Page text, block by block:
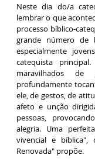
Neste dia do/a
lembrar o que
processo bíblico-
grande número de
especialmente
catequista
maravilhados
profundamente
ele, de gestos, de
afeto e unção
pessoas,
alegria. Uma
vivencial e bíblica",
Renovada" propõe.